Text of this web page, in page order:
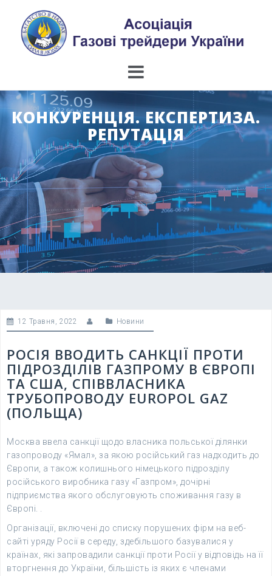
content
КОНКУРЕНЦІЯ. ЕКСПЕРТИЗА.
РЕПУТАЦІЯ
12 Травня, 2022 Новини
РОСІЯ ВВОДИТЬ САНКЦІЇ ПРОТИ
ПІДРОЗДІЛІВ ГАЗПРОМУ В ЄВРОПІ
ТА США, СПІВВЛАСНИКА
ТРУБОПРОВОДУ EUROPOL GAZ
(ПОЛЬЩА)
Москва ввела санкції щодо власника польської ділянки
газопроводу «Ямал», за якою російський газ надходить до
Європи, а також колишнього німецького підрозділу
російського виробника газу «Газпром», дочірні
підприємства якого обслуговують споживання газу в
Європі. .
Організації, включені до списку порушених фірм на веб-
сайті уряду Росії в середу, здебільшого базувалися у
країнах, які запровадили санкції проти Росії у відповідь на її
вторгнення до України, більшість із яких є членами